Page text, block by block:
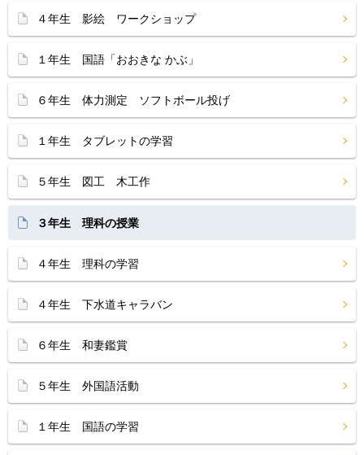
４年生 影絵 ワークショップ
１年生 国語「おおきな かぶ」
６年生 体力測定 ソフトボール投げ
１年生 タブレットの学習
５年生 図工 木工作
３年生 理科の授業
４年生 理科の学習
４年生 下水道キャラバン
６年生 和妻鑑賞
５年生 外国語活動
１年生 国語の学習